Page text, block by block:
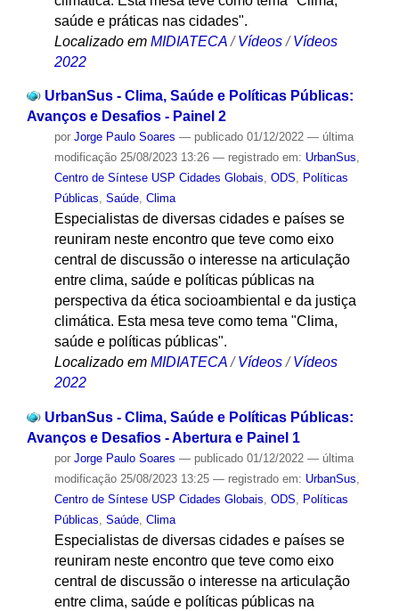
saúde e práticas nas cidades".
Localizado em MIDIATECA /Vídeos /Vídeos
2022
UrbanSus - Clima, Saúde e Políticas Públicas:
Avanços e Desafios - Painel 2
por Jorge Paulo Soares — publicado01/12/2022 — última
modificação25/08/2023 13:26 — registrado em: UrbanSus,
Centro de Síntese USP Cidades Globais, ODS, Políticas
Públicas, Saúde, Clima
Especialistas de diversas cidades e países se
reuniram neste encontro que teve como eixo
central de discussão o interesse na articulação
entre clima, saúde e políticas públicas na
perspectiva da ética socioambiental e da justiça
climática. Esta mesa teve como tema "Clima,
saúde e políticas públicas".
Localizado em MIDIATECA / Vídeos / Vídeos
2022
UrbanSus - Clima, Saúde e Políticas Públicas:
Avanços e Desafios - Abertura e Painel 1
por Jorge Paulo Soares — publicado01/12/2022 — última
modificação25/08/2023 13:25 — registrado em: UrbanSus,
Centro de Síntese USP Cidades Globais, ODS, Políticas
Públicas, Saúde, Clima
Especialistas de diversas cidades e países se
reuniram neste encontro que teve como eixo
central de discussão o interesse na articulação
entre clima, saúde e políticas públicas na